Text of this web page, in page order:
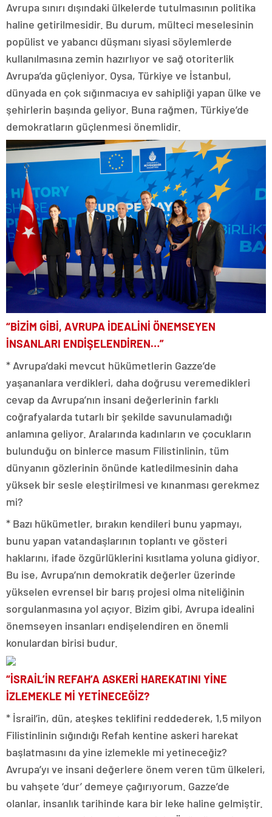
Avrupa sınırı dışındaki ülkelerde tutulmasının politika
haline getirilmesidir. Bu durum, mülteci meselesinin
popülist ve yabancı düşmanı siyasi söylemlerde
kullanılmasına zemin hazırlıyor ve sağ otoriterlik
Avrupa’da güçleniyor. Oysa, Türkiye ve İstanbul,
dünyada en çok sığınmacıya ev sahipliği yapan ülke ve
şehirlerin başında geliyor. Buna rağmen, Türkiye’de
demokratların güçlenmesi önemlidir.
“BİZİM GİBİ, AVRUPA İDEALİNİ ÖNEMSEYEN
İNSANLARI ENDİŞELENDİREN…”
* Avrupa’daki mevcut hükümetlerin Gazze’de
yaşananlara verdikleri, daha doğrusu veremedikleri
cevap da Avrupa’nın insani değerlerinin farklı
coğrafyalarda tutarlı bir şekilde savunulamadığı
anlamına geliyor. Aralarında kadınların ve çocukların
bulunduğu on binlerce masum Filistinlinin, tüm
dünyanın gözlerinin önünde katledilmesinin daha
yüksek bir sesle eleştirilmesi ve kınanması gerekmez
mi?
* Bazı hükümetler, bırakın kendileri bunu yapmayı,
bunu yapan vatandaşlarının toplantı ve gösteri
haklarını, ifade özgürlüklerini kısıtlama yoluna gidiyor.
Bu ise, Avrupa’nın demokratik değerler üzerinde
yükselen evrensel bir barış projesi olma niteliğinin
sorgulanmasına yol açıyor. Bizim gibi, Avrupa idealini
önemseyen insanları endişelendiren en önemli
konulardan birisi budur.
“İSRAİL’İN REFAH’A ASKERİ HAREKATINI YİNE
İZLEMEKLE Mİ YETİNECEĞİZ?
* İsrail’in, dün, ateşkes teklifini reddederek, 1,5 milyon
Filistinlinin sığındığı Refah kentine askeri harekat
başlatmasını da yine izlemekle mi yetineceğiz?
Avrupa’yı ve insani değerlere önem veren tüm ülkeleri,
bu vahşete ‘dur’ demeye çağırıyorum. Gazze’de
olanlar, insanlık tarihinde kara bir leke haline gelmiştir.